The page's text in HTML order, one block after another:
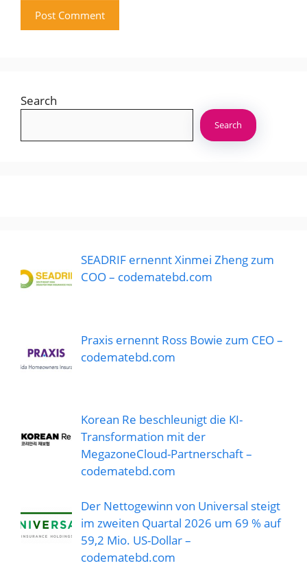
Search
Search
SEADRIF ernennt Xinmei Zheng zum
COO – codematebd.com
Praxis ernennt Ross Bowie zum CEO –
codematebd.com
Korean Re beschleunigt die KI-
Transformation mit der
MegazoneCloud-Partnerschaft –
codematebd.com
Der Nettogewinn von Universal steigt
im zweiten Quartal 2026 um 69 % auf
59,2 Mio. US-Dollar –
codematebd.com